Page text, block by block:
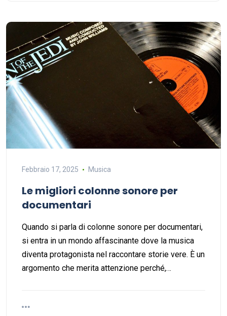
Febbraio 17, 2025 Musica
Le migliori colonne sonore per
documentari
Quando si parla di colonne sonore per documentari,
si entra in un mondo affascinante dove la musica
diventa protagonista nel raccontare storie vere. È un
argomento che merita attenzione perché,…